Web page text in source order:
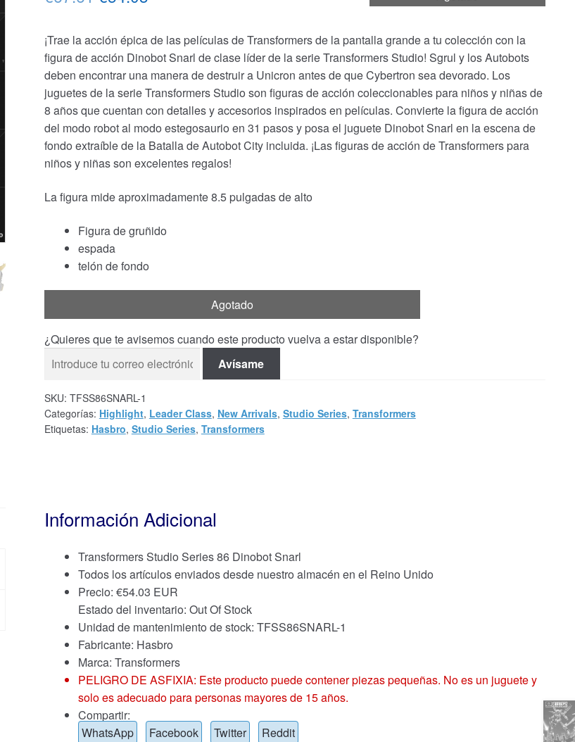
original
era:
€67.61.
actual
es:
€54.03.
¡Trae la acción épica de las películas de Transformers de la pantalla grande a tu colección con la
figura de acción Dinobot Snarl de clase líder de la serie Transformers Studio! Sgrul y los Autobots
deben encontrar una manera de destruir a Unicron antes de que Cybertron sea devorado. Los
juguetes de la serie Transformers Studio son figuras de acción coleccionables para niños y niñas de
8 años que cuentan con detalles y accesorios inspirados en películas. Convierte la figura de acción
del modo robot al modo estegosaurio en 31 pasos y posa el juguete Dinobot Snarl en la escena de
fondo extraíble de la Batalla de Autobot City incluida. ¡Las figuras de acción de Transformers para
niños y niñas son excelentes regalos!
La figura mide aproximadamente 8.5 pulgadas de alto
Figura de gruñido
espada
telón de fondo
Agotado
¿Quieres que te avisemos cuando este producto vuelva a estar disponible?
Avísame
SKU: TFSS86SNARL-1
Categorías: Highlight, Leader Class, New Arrivals, Studio Series, Transformers
Etiquetas: Hasbro, Studio Series, Transformers
Información Adicional
Transformers Studio Series 86 Dinobot Snarl
Todos los artículos enviados desde nuestro almacén en el Reino Unido
Precio: €54.03 EUR
Estado del inventario: Out Of Stock
Unidad de mantenimiento de stock: TFSS86SNARL-1
Fabricante: Hasbro
Marca: Transformers
PELIGRO DE ASFIXIA: Este producto puede contener piezas pequeñas. No es un juguete y
solo es adecuado para personas mayores de 15 años.
Compartir:
WhatsApp
Facebook Twitter Reddit